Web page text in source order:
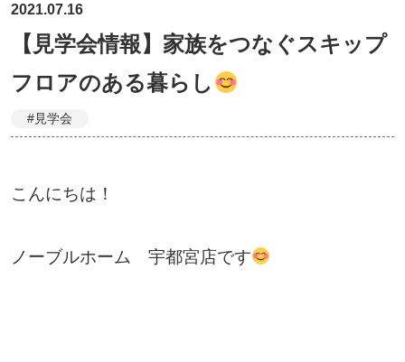
2021.07.16
【見学会情報】家族をつなぐスキップ
フロアのある暮らし
#見学会
こんにちは！
ノーブルホーム 宇都宮店です